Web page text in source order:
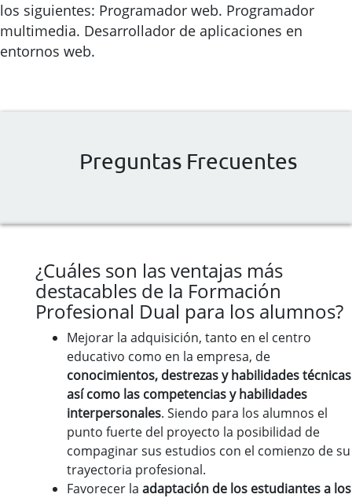
los siguientes: Programador web. Programador
multimedia. Desarrollador de aplicaciones en
entornos web.
Preguntas Frecuentes
¿Cuáles son las ventajas más
destacables de la Formación
Profesional Dual para los alumnos?
Mejorar la adquisición, tanto en el centro
educativo como en la empresa, de
conocimientos, destrezas y habilidades técnicas
así como las competencias y habilidades
interpersonales. Siendo para los alumnos el
punto fuerte del proyecto la posibilidad de
compaginar sus estudios con el comienzo de su
trayectoria profesional.
Favorecer la adaptación de los estudiantes a los